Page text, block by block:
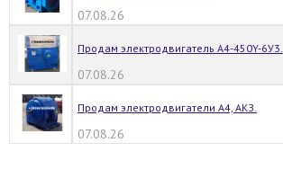
07.08.26
Продам электродвигатель А4-450Y-6У3.
07.08.26
Продам электродвигатели А4, АКЗ.
07.08.26